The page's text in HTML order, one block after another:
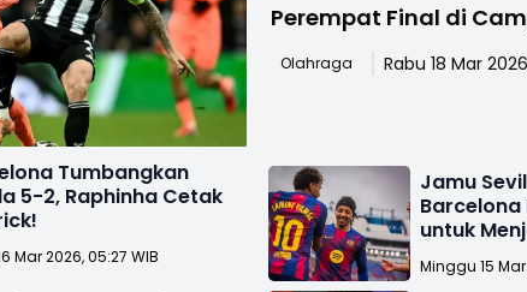
Perempat Final di
Olahraga Rabu 18 Mar
Tumbangkan
5-2, Raphinha Cetak
Mar 2026, 05:27 WIB
Jamu
Barcelona
untuk
Madrid
Minggu 15 Mar